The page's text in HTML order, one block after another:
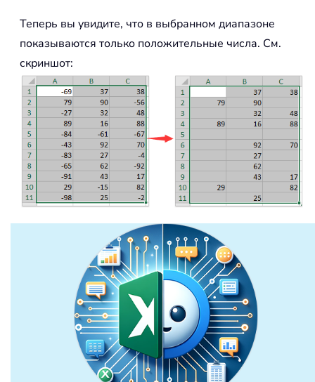
Теперь вы увидите, что в выбранном диапазоне
показываются только положительные числа. См.
скриншот: